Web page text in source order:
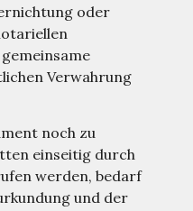
oder
Verwahrung
noch zu
einseitig durch
werden, bedarf
und der